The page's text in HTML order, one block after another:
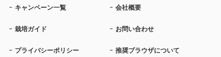
キャンペーン一覧 会社概要
栽培ガイド お問い合わせ
プライバシーポリシー 推奨ブラウザについて